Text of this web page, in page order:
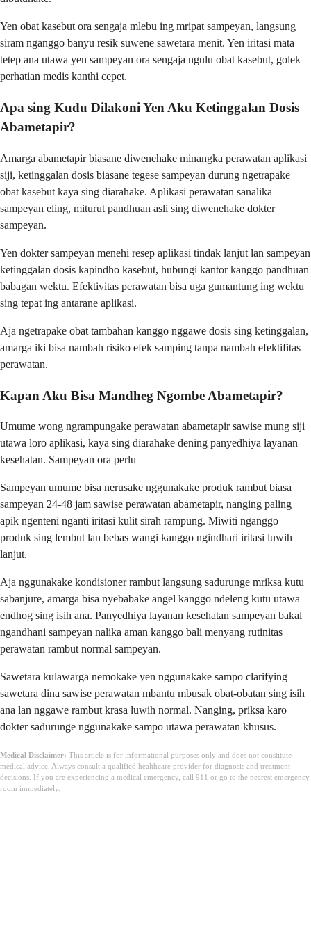
Yen obat kasebut ora sengaja mlebu ing mripat sampeyan, langsung
siram nganggo banyu resik suwene sawetara menit. Yen iritasi mata
tetep ana utawa yen sampeyan ora sengaja ngulu obat kasebut, golek
perhatian medis kanthi cepet.
Apa sing Kudu Dilakoni Yen Aku Ketinggalan Dosis
Abametapir?
Amarga abametapir biasane diwenehake minangka perawatan aplikasi
siji, ketinggalan dosis biasane tegese sampeyan durung ngetrapake
obat kasebut kaya sing diarahake. Aplikasi perawatan sanalika
sampeyan eling, miturut pandhuan asli sing diwenehake dokter
sampeyan.
Yen dokter sampeyan menehi resep aplikasi tindak lanjut lan sampeyan
ketinggalan dosis kapindho kasebut, hubungi kantor kanggo pandhuan
babagan wektu. Efektivitas perawatan bisa uga gumantung ing wektu
sing tepat ing antarane aplikasi.
Aja ngetrapake obat tambahan kanggo nggawe dosis sing ketinggalan,
amarga iki bisa nambah risiko efek samping tanpa nambah efektifitas
perawatan.
Kapan Aku Bisa Mandheg Ngombe Abametapir?
Umume wong ngrampungake perawatan abametapir sawise mung siji
utawa loro aplikasi, kaya sing diarahake dening panyedhiya layanan
kesehatan. Sampeyan ora perlu
Sampeyan umume bisa nerusake nggunakake produk rambut biasa
sampeyan 24-48 jam sawise perawatan abametapir, nanging paling
apik ngenteni nganti iritasi kulit sirah rampung. Miwiti nganggo
produk sing lembut lan bebas wangi kanggo ngindhari iritasi luwih
lanjut.
Aja nggunakake kondisioner rambut langsung sadurunge mriksa kutu
sabanjure, amarga bisa nyebabake angel kanggo ndeleng kutu utawa
endhog sing isih ana. Panyedhiya layanan kesehatan sampeyan bakal
ngandhani sampeyan nalika aman kanggo bali menyang rutinitas
perawatan rambut normal sampeyan.
Sawetara kulawarga nemokake yen nggunakake sampo clarifying
sawetara dina sawise perawatan mbantu mbusak obat-obatan sing isih
ana lan nggawe rambut krasa luwih normal. Nanging, priksa karo
dokter sadurunge nggunakake sampo utawa perawatan khusus.
Medical Disclaimer: This article is for informational purposes only and does not constitute
medical advice. Always consult a qualified healthcare provider for diagnosis and treatment
decisions. If you are experiencing a medical emergency, call 911 or go to the nearest emergency
room immediately.